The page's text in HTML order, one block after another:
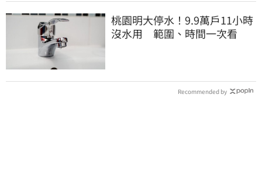
桃園明大停水！9.9萬戶11小時
沒水用 範圍、時間一次看
Recommended by